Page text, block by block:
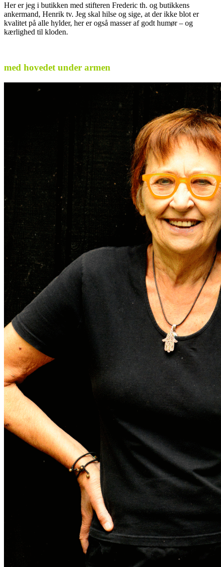
Her er jeg i butikken med stifteren Frederic th. og butikkens
ankermand, Henrik tv. Jeg skal hilse og sige, at der ikke blot er
kvalitet på alle hylder, her er også masser af godt humør – og
kærlighed til kloden.
med hovedet under armen